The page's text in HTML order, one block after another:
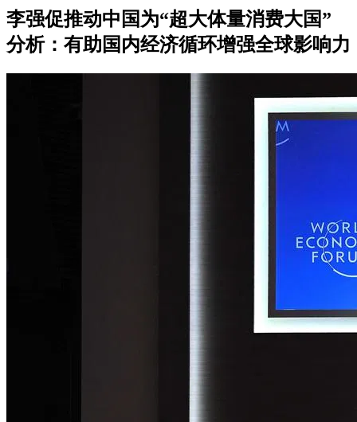
李强促推动中国为“超大体量消费大国”
分析：有助国内经济循环增强全球影响力